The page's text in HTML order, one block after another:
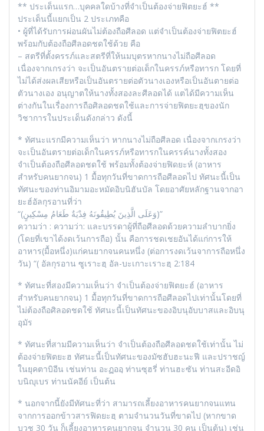
** ประเด็นแรก…บุคคลใดบ้างที่จำเป็นต้องจ่ายฟิตยะฮ์ **
ประเด็นนี้แยกเป็น 2 ประเภทคือ
• ผู้ที่ได้รับการผ่อนผันไม่ต้องถือศีลอด แต่จำเป็นต้องจ่ายฟิตยะฮ์
พร้อมกับต้องถือศีลอดชดใช้ด้วย คือ
– สตรีที่ตั้งครรภ์และสตรีที่ให้นมบุตรหากนางไม่ถือศีลอด
เนื่องจากเกรงว่า จะเป็นอันตรายต่อเด็กในครรภ์หรือทารก โดยที่
ไม่ได้ส่งผลเสียหรือเป็นอันตรายต่อตัวนางเองหรือเป็นอันตายต่อ
ตัวนางเอง อนุญาตให้นางทั้งสองละศีลอดได้ แตได้มีความเห็น
ต่างกันในเรื่องการถือศิลอดชดใช้และการจ่ายฟิตยะฮฺของนัก
วิชาการในประเด็นดังกล่าว ดังนี้
* ทัศนะแรกมีความเห็นว่า หากนางไม่ถือศีลอด เนื่องจากเกรงว่า
จะเป็นอันตรายต่อเด็กในครรภ์หรือทารกในครรค์นางทั้งสอง
จำเป็นต้องถือศีลอดชดใช้ พร้อมทั้งต้องจ่ายฟิดยะห์ (อาหาร
สำหรับคนยากจน) 1 มื้อทุกวันที่ขาดการถือศีลอดไป ทัศนะนี้เป็น
ทัศนะของท่านอิมามอะหมัดอิบนิฮันบัล โดยอาศัยหลักฐานจากอา
ยะฮ์อัลกุรอานที่ว่า
“(وَعَلَى الَّذِينَ يُطِيقُونَهُ فِدْيَةٌ طَعَامُ مِسْكِينٍ)”
ความว่า : ความว่า: และบรรดาผู้ที่ถือศีลอดด้วยความลำบากยิ่ง
(โดยที่เขาได้งดเว้นการถือ) นั้น คือการชดเชยอันได้แก่การให้
อาหาร(มื้อหนึ่ง)แก่คนยากจนคนหนึ่ง (ต่อการงดเว้นจาการถือหนึ่ง
วัน) “( อัลกุรอาน ซูเราะฮฺ อัล-บะเกาะเราะฮฺ 2:184
* ทัศนะที่สองมีความเห็นว่า จำเป็นต้องจ่ายฟิตยะฮ์ (อาหาร
สำหรับคนยากจน) 1 มื้อทุกวันที่ขาดการถือศีลอดไปเท่านั้นโดยที่
ไม่ต้องถือศิลอดชดใช้ ทัศนะนี้เป็นทัศนะของอิบนุอับบาสและอิบนุ
อุมัร
* ทัศนะที่สามมีความเห็นว่า จำเป็นต้องถือศีลอดชดใช้เท่านั้น ไม่
ต้องจ่ายฟิตยะฮ ทัศนะนี้เป็นทัศนะของมัซฮับฮะนะฟี และปราชญ์
ในยุคตาบิอีน เช่นท่าน อะฏออฺ ท่านซุฮรี่ ท่านฮะซัน ท่านสะอีดอิ
บนิญุเบร ท่านนัคอีย์ เป็นต้น
* นอกจากนี้ยังมีทัศนะที่ว่า สามารถเลี้ยงอาหารคนยากจนแทน
จากการออกข้าวสารฟิดยะฮฺ ตามจำนวนวันที่ขาดไป (หากขาด
บวช 30 วัน ก็เลี้ยงอาหารคนยากจน จำนวน 30 คน เป็นต้น) เช่น